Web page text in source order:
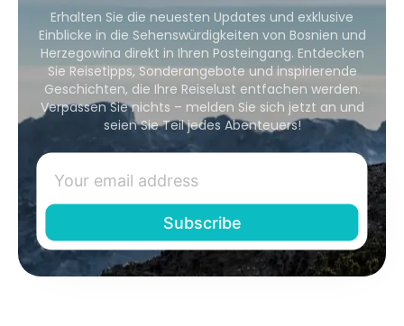
Erhalten Sie die neuesten Updates und exklusive
Einblicke in die Sehenswürdigkeiten von Bosnien und
Herzegowina direkt in Ihren Posteingang. Entdecken
Sie Reisetipps, Sonderangebote und inspirierende
Geschichten, die Ihre Reiselust entfachen werden.
Verpassen Sie nichts – melden Sie sich jetzt an und
seien Sie Teil jedes Abenteuers!